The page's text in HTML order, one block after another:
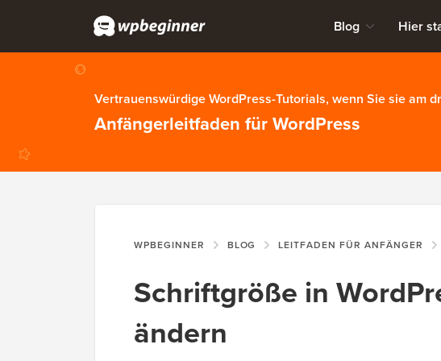
Blog Hier
Vertrauenswürdige WordPress-Tutorials, wenn Sie sie am
Anfängerleitfaden für WordPress
WPBEGINNER BLOG LEITFADEN FÜR ANFÄNGER
Schriftgröße in
ändern